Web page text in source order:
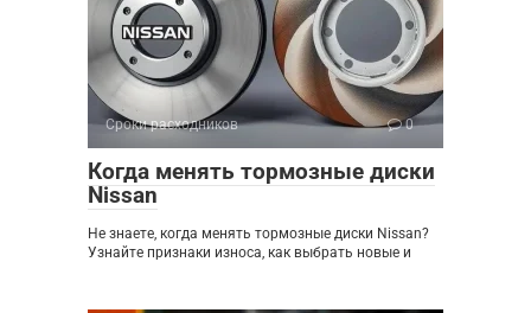
Сроки расходников 0
Когда менять тормозные диски
Nissan
Не знаете, когда менять тормозные диски Nissan?
Узнайте признаки износа, как выбрать новые и